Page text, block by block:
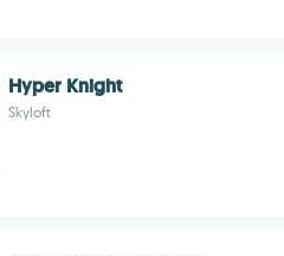
Hyper Knight
Skyloft